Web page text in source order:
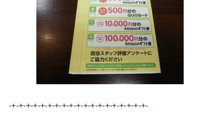
-+-+-+-+-+-+-+-+-+-+-+-+-+-+-+-+-+-+-+-